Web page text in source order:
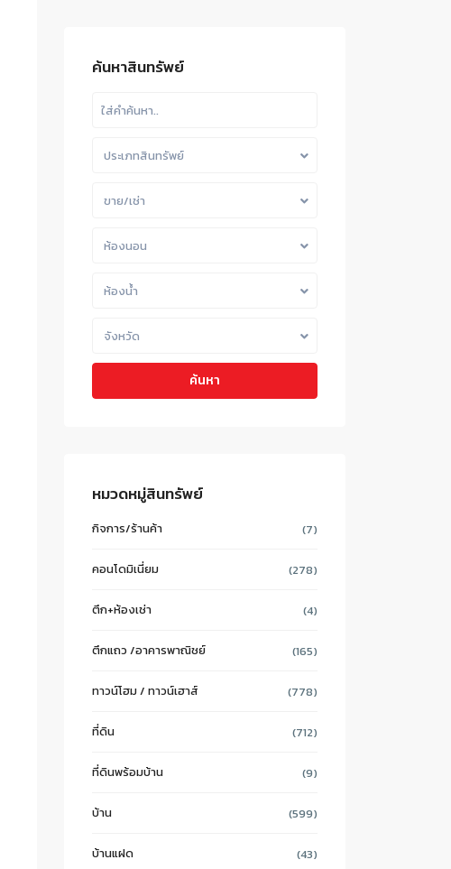
ค้นหาสินทรัพย์
ประเภทสินทรัพย์
ขาย/เช่า
ห้องนอน
ห้องน้ำ
จังหวัด
ค้นหา
หมวดหมู่สินทรัพย์
กิจการ/ร้านค้า (7)
คอนโดมิเนี่ยม (278)
ตึก+ห้องเช่า (4)
ตึกแถว /อาคารพาณิชย์ (165)
ทาวน์โฮม / ทาวน์เฮาส์ (778)
ที่ดิน (712)
ที่ดินพร้อมบ้าน (9)
บ้าน (599)
บ้านแฝด (43)